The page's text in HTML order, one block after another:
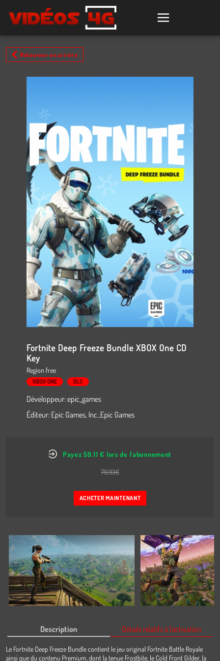
Retourner en arrière
Fortnite Deep Freeze Bundle XBOX One CD
Key
Region free
XBOX ONE DLC
Développeur: epic_games
Éditeur: Epic Games, Inc.,Epic Games
Payez 59.11 € lors de l'abonnement
70.93€
ACHETER MAINTENANT
Description Détails relatifs à l'activation
Le Fortnite Deep Freeze Bundle contient le jeu original Fortnite Battle Royale
ainsi que du contenu Premium, dont la tenue Frostbite, le Cold Front Gilder, la